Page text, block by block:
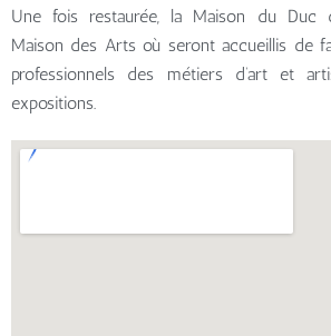
Une fois restaurée, la Maison du Duc
Maison des Arts où seront accueillis de
professionnels des métiers d’art et
expositions.